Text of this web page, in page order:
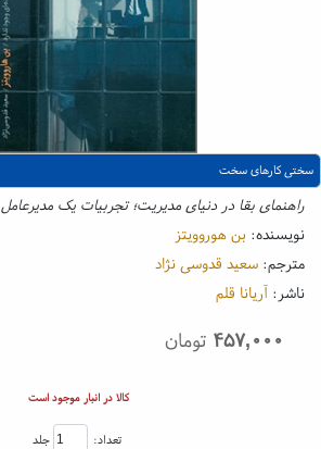
سختی کارهای سخت
راهنمای بقا در دنیای مدیریت؛ تجربیات یک مدیرعامل
نویسنده: بن هوروویتز
مترجم: سعید قدوسی نژاد
ناشر: آریانا قلم
۴۵۷,۰۰۰ تومان
کالا در انبار موجود است
تعداد: جلد